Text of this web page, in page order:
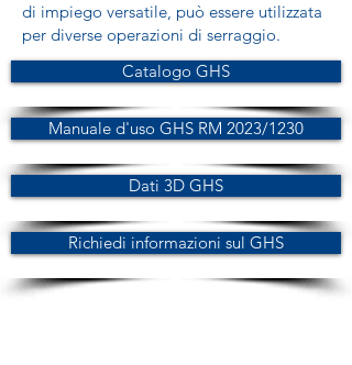
di impiego versatile, può essere utilizzata
per diverse operazioni di serraggio.
Catalogo GHS
Manuale d'uso GHS RM 2023/1230
Dati 3D GHS
Richiedi informazioni sul GHS